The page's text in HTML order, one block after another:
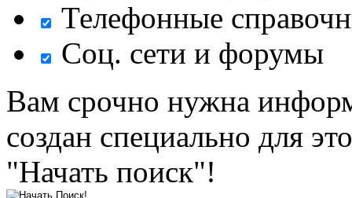
Телефонные
Соц. сети и форумы
Вам срочно нужна
создан специально для
"Начать поиск"!